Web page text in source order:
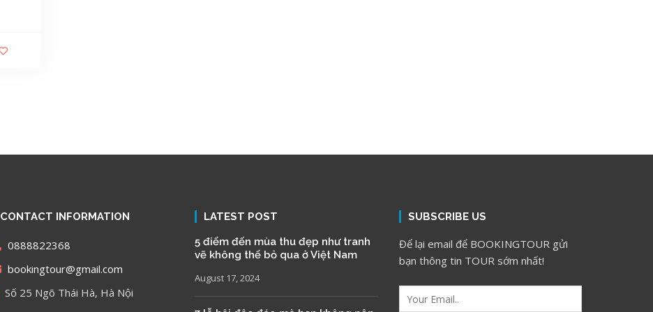
CONTACT INFORMATION
0888822368
bookingtour@gmail.com
Số 25 Ngõ Thái Hà, Hà Nội
LATEST POST
5 điểm đến mùa thu đẹp như tranh
vẽ không thể bỏ qua ở Việt Nam
August 17, 2024
SUBSCRIBE US
Để lại email để BOOKINGTOUR gửi
bạn thông tin TOUR sớm nhất!